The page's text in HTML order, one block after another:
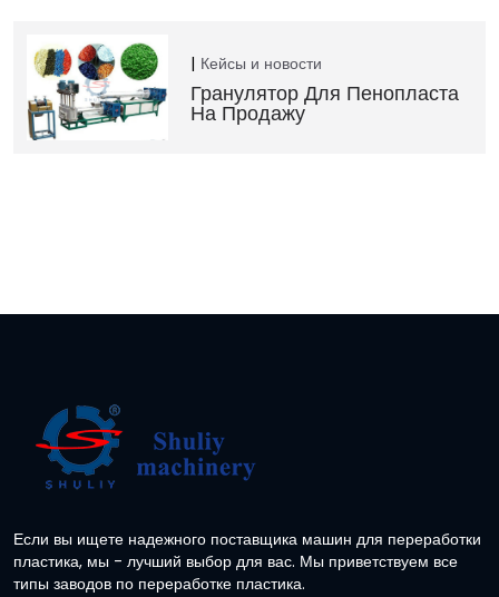
Кейсы и новости
Гранулятор Для Пенопласта
На Продажу
Если вы ищете надежного поставщика машин для переработки
пластика, мы - лучший выбор для вас. Мы приветствуем все
типы заводов по переработке пластика.